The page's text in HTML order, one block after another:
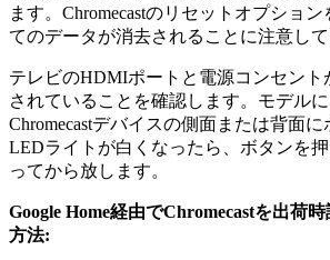
ます。Chromecastのリセットオプショ
てのデータが消去されることに注意して
テレビのHDMIポートと電源コンセント
されていることを確認します。モデルに
Chromecastデバイスの側面または背面に
LEDライトが白くなったら、ボタンを
ってから放します。
Google Home経由でChromecastを出荷
方法: